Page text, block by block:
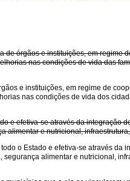
órgãos e instituições, em regime
nas condições de vida das
e instituições, em regime de
nas condições de vida dos
e efetiva-se através da integração
alimentar e nutricional,
o Estado e efetiva-se através da
alimentar e nutricional,